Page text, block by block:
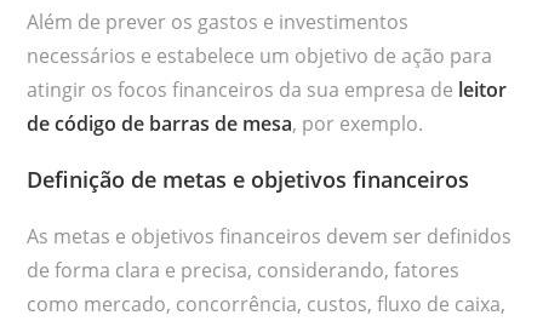
Além de prever os gastos e investimentos
necessários e estabelece um objetivo de ação para
atingir os focos financeiros da sua empresa de leitor
de código de barras de mesa, por exemplo.
Definição de metas e objetivos financeiros
As metas e objetivos financeiros devem ser definidos
de forma clara e precisa, considerando, fatores
como mercado, concorrência, custos, fluxo de caixa,